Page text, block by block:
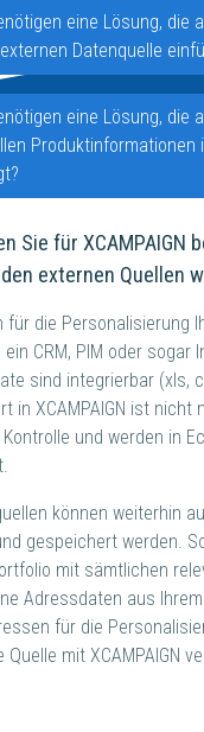
eine Lösung, die
Datenquelle
eine Lösung, die
Produktinformationen
Sie für XCAMPAIGN
externen Quellen
für die Personalisierung
ein CRM, PIM oder
sind integrierbar (xls,
in XCAMPAIGN ist nicht
und werden in
können weiterhin
gespeichert werden.
mit sämtlichen
Adressdaten aus
für die
Quelle mit XCAMPAIGN